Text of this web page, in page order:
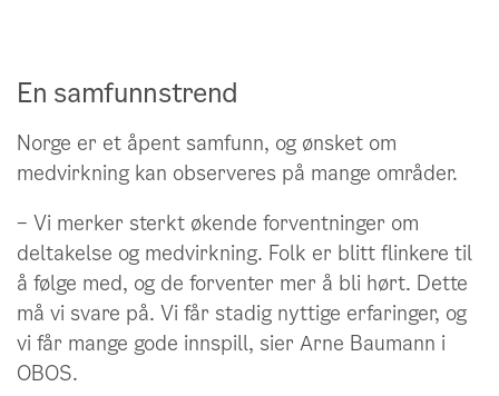
En samfunnstrend
Norge er et åpent samfunn, og ønsket om
medvirkning kan observeres på mange områder.
– Vi merker sterkt økende forventninger om
deltakelse og medvirkning. Folk er blitt flinkere til
å følge med, og de forventer mer å bli hørt. Dette
må vi svare på. Vi får stadig nyttige erfaringer, og
vi får mange gode innspill, sier Arne Baumann i
OBOS.